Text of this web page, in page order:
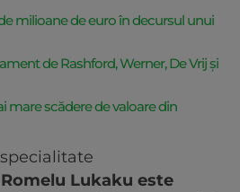
milioane de euro în decursul unui
de Rashford, Werner, De Vrij și
mare scădere de valoare din
Romelu Lukaku este